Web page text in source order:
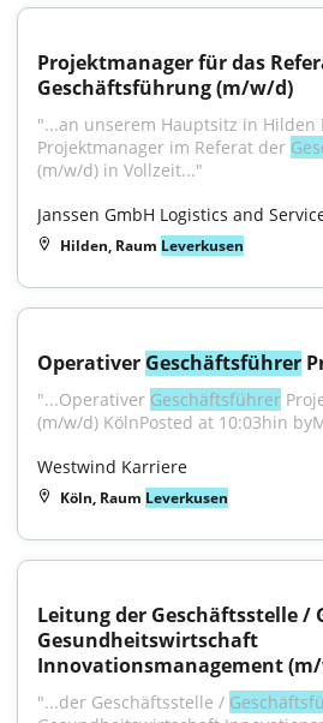
Projektmanager für das
Geschäftsführung (m/w/d)
"...an unserem Hauptsitz in Hilden
Projektmanager im Referat der
(m/w/d) in Vollzeit..."
Janssen GmbH Logistics and
Hilden, Raum Leverkusen
Operativer Geschäftsführer
"...Operativer Geschäftsführer
(m/w/d) KölnPosted at 10:03hin
Westwind Karriere
Köln, Raum Leverkusen
Leitung der Geschäftsstelle /
Gesundheitswirtschaft
Innovationsmanagement
"...der Geschäftsstelle /